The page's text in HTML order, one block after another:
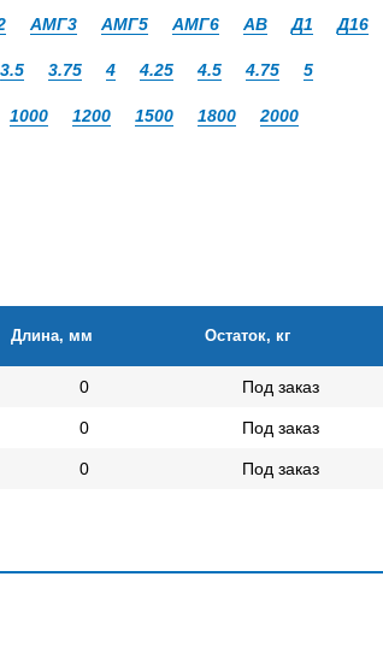
АМГ3 АМГ5 АМГ6 АВ Д1 Д16
3.5 3.75 4 4.25 4.5 4.75 5
1000 1200 1500 1800 2000
Длина, мм Остаток, кг
0 Под заказ
0 Под заказ
0 Под заказ